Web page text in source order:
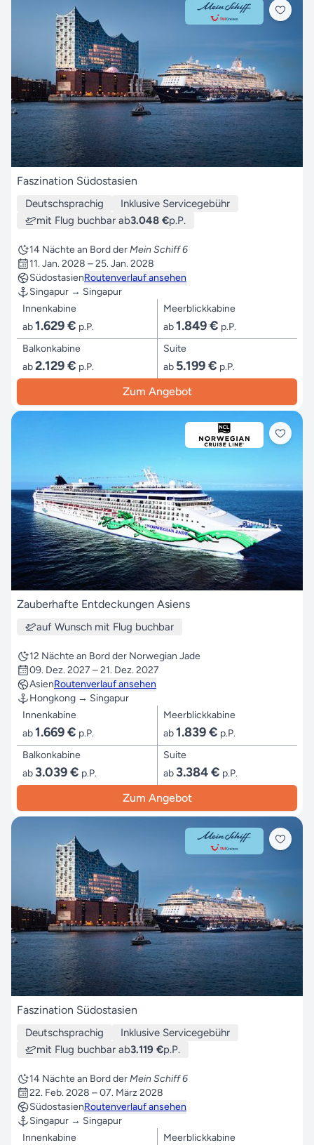
Faszination Südostasien
Deutschsprachig
Inklusive Servicegebühr
mit Flug buchbar ab3.048 €p.P.
14 Nächte an Bord derMein Schiff 6
11. Jan. 2028 – 25. Jan. 2028
SüdostasienRoutenverlauf ansehen
Singapur → Singapur
Innenkabine
ab1.629 € p.P.
Meerblickkabine
ab1.849 € p.P.
Balkonkabine
ab2.129 € p.P.
Suite
ab 5.199 € p.P.
Zum Angebot
Zauberhafte Entdeckungen Asiens
auf Wunsch mit Flug buchbar
12 Nächte an Bord der Norwegian Jade
09. Dez. 2027 – 21. Dez. 2027
AsienRoutenverlauf ansehen
Hongkong → Singapur
Innenkabine
ab1.669 € p.P.
Meerblickkabine
ab1.839 € p.P.
Balkonkabine
ab 3.039 € p.P.
Suite
ab 3.384 € p.P.
Zum Angebot
Faszination Südostasien
Deutschsprachig
Inklusive Servicegebühr
mit Flug buchbar ab3.119 €p.P.
14 Nächte an Bord derMein Schiff 6
22. Feb. 2028 – 07. März 2028
SüdostasienRoutenverlauf ansehen
Singapur → Singapur
Innenkabine
Meerblickkabine